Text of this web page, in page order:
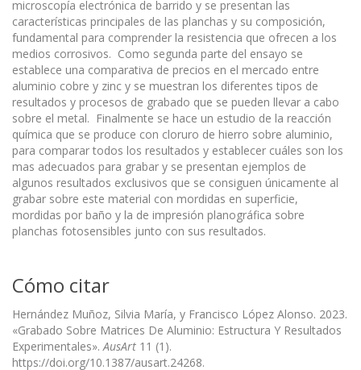
microscopía electrónica de barrido y se presentan las
características principales de las planchas y su composición,
fundamental para comprender la resistencia que ofrecen a los
medios corrosivos. Como segunda parte del ensayo se
establece una comparativa de precios en el mercado entre
aluminio cobre y zinc y se muestran los diferentes tipos de
resultados y procesos de grabado que se pueden llevar a cabo
sobre el metal. Finalmente se hace un estudio de la reacción
química que se produce con cloruro de hierro sobre aluminio,
para comparar todos los resultados y establecer cuáles son los
mas adecuados para grabar y se presentan ejemplos de
algunos resultados exclusivos que se consiguen únicamente al
grabar sobre este material con mordidas en superficie,
mordidas por baño y la de impresión planográfica sobre
planchas fotosensibles junto con sus resultados.
Cómo citar
Hernández Muñoz, Silvia María, y Francisco López Alonso. 2023.
«Grabado Sobre Matrices De Aluminio: Estructura Y Resultados
Experimentales».AusArt 11 (1).
https://doi.org/10.1387/ausart.24268.